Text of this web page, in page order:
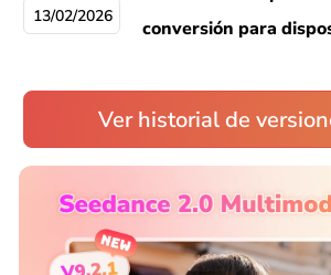
13/02/2026
conversión para
Ver historial de